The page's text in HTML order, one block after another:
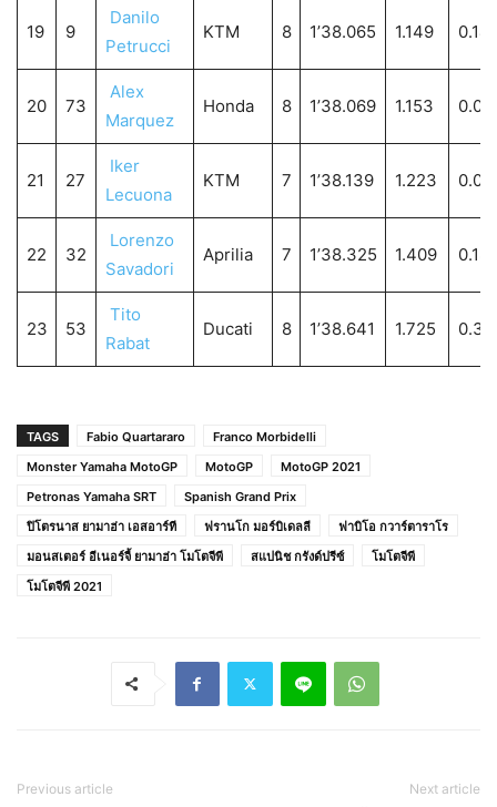
19 9
Danilo
Petrucci
KTM 8 1’38.065 1.149
20 73
Alex
Marquez
Honda 8 1’38.069 1.153
21 27
Iker
Lecuona
KTM 7 1’38.139 1.223
22 32
Lorenzo
Savadori
Aprilia 7 1’38.325 1.409
23 53
Tito
Rabat
Ducati 8 1’38.641 1.725
TAGS Fabio Quartararo
Franco Morbidelli
Monster Yamaha MotoGP
MotoGP
MotoGP 2021
Petronas Yamaha SRT
Spanish Grand Prix
ปิโตรนาส ยามาฮ่า เอสอาร์ที
ฟรานโก มอร์บิเดลลี
ฟาบิโอ กวาร์ตาราโร
มอนสเตอร์ อีเนอร์จี้ ยามาฮ่า โมโตจีพี
สแปนิช กรังด์ปรีซ์
โมโตจีพี
โมโตจีพี 2021
Previous article Next article